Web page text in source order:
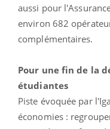
aussi pour
environ 682
complémentaires.
Pour une fin de la
étudiantes
Piste évoquée par
économies :